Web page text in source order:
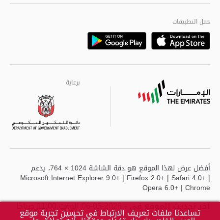
مراكز خدمة أبوظبى
حمل التطبيقات
Google
Playstore
برعاية
برعاية
أفضل عرض لهذا الموقع هو دقة الشاشة 1024 × 764، يدعم
Microsoft Internet Explorer 9.0+ | Firefox 2.0+ | Safari 4.0+ |
Opera 6.0+ | Chrome
آخر تحديث للموقع في- 2026-05-06 الوقت 11:00 صباحًا
تساعدنا ملفات تعريف الارتباط في تحسين تجربة موقع